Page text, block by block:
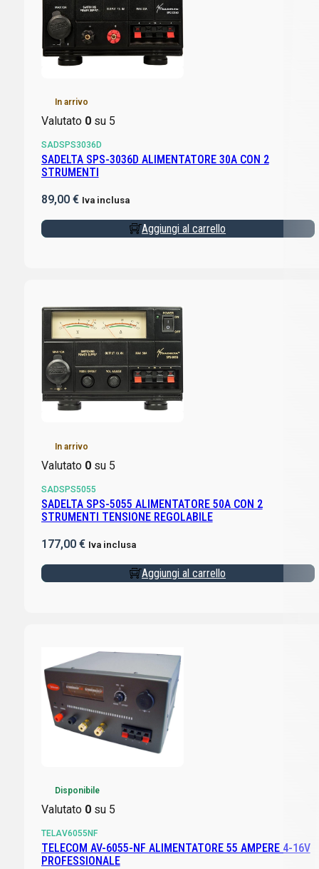
In arrivo
Valutato 0su 5
SADSPS3036D
SADELTA SPS-3036D ALIMENTATORE 30A CON 2
STRUMENTI
89,00 € Iva inclusa
Aggiungi al carrello
In arrivo
Valutato 0su 5
SADSPS5055
SADELTA SPS-5055 ALIMENTATORE 50A CON 2
STRUMENTI TENSIONE REGOLABILE
177,00 € Iva inclusa
Aggiungi al carrello
Disponibile
Valutato 0su 5
TELAV6055NF
TELECOM AV-6055-NF ALIMENTATORE 55 AMPERE 4-16V
PROFESSIONALE